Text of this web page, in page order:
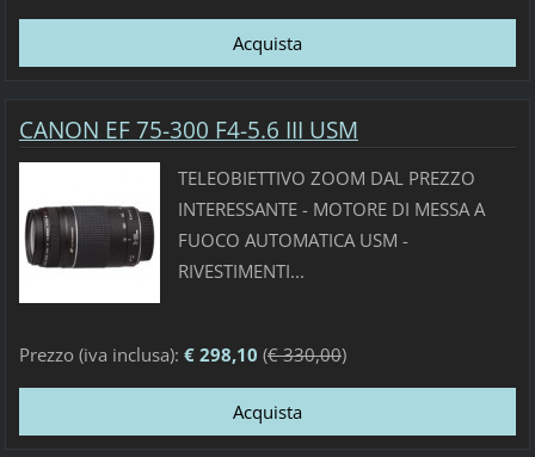
CANON EF 75-300 F4-5.6 III USM
TELEOBIETTIVO ZOOM DAL PREZZO
INTERESSANTE - MOTORE DI MESSA A
FUOCO AUTOMATICA USM -
RIVESTIMENTI...
Prezzo (iva inclusa): € 298,10 (€ 330,00)